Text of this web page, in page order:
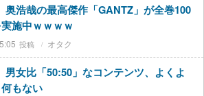
奥浩哉の最高傑作「GANTZ」が全巻100
施中ｗｗｗｗ
オタク
男女比「50:50」なコンテンツ、よくよ
もない